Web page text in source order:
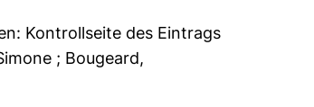
Kontrollseite des Eintrags
; Bougeard,